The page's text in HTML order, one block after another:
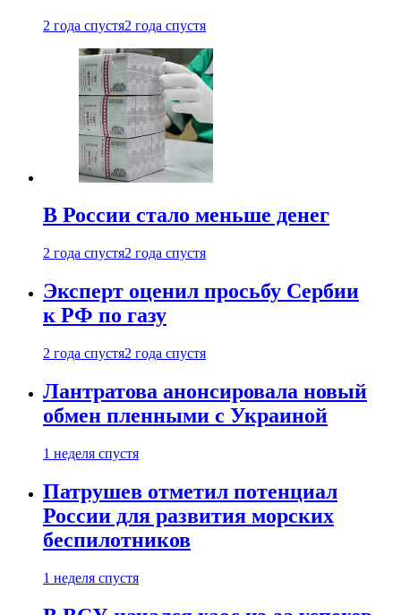
2 года спустя2 года спустя
В России стало меньше денег
2 года спустя2 года спустя
Эксперт оценил просьбу Сербии
к РФ по газу
2 года спустя2 года спустя
Лантратова анонсировала новый
обмен пленными с Украиной
1 неделя спустя
Патрушев отметил потенциал
России для развития морских
беспилотников
1 неделя спустя